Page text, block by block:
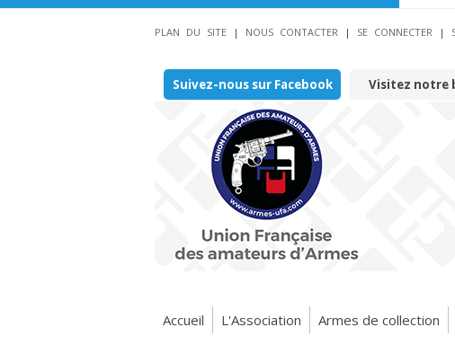
PLAN DU SITE | NOUS CONTACTER | SE CONNECTER |
Suivez-nous sur Facebook Visitez notre
Accueil L'Association Armes de collection